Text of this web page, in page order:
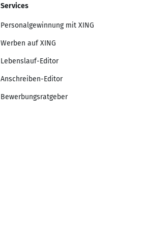
Services
Personalgewinnung mit XING
Werben auf XING
Lebenslauf-Editor
Anschreiben-Editor
Bewerbungsratgeber